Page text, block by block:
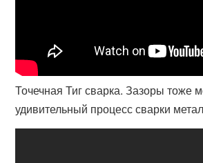
Точечная Тиг сварка. Зазоры тоже
удивительный процесс сварки